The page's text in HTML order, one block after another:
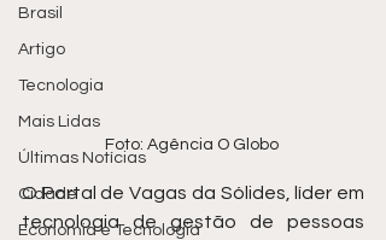
Brasil
Artigo
Tecnologia
Mais Lidas
Últimas Notícias
Cidade
Economia e Tecnologia
Foto: Agência O Globo
O Portal de Vagas da Sólides, líder em
tecnologia de gestão de pessoas